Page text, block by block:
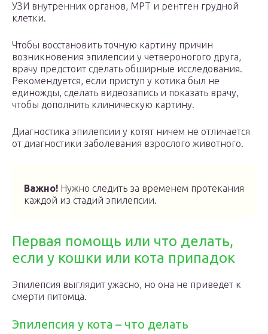
УЗИ внутренних органов, МРТ и рентген грудной
клетки.
Чтобы восстановить точную картину причин
возникновения эпилепсии у четвероногого друга,
врачу предстоит сделать обширные исследования.
Рекомендуется, если приступ у котика был не
единожды, сделать видеозапись и показать врачу,
чтобы дополнить клиническую картину.
Диагностика эпилепсии у котят ничем не отличается
от диагностики заболевания взрослого животного.
Важно! Нужно следить за временем протекания
каждой из стадий эпилепсии.
Первая помощь или что делать,
если у кошки или кота припадок
Эпилепсия выглядит ужасно, но она не приведет к
смерти питомца.
Эпилепсия у кота – что делать